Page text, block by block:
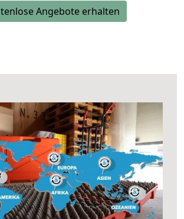
Angebote erhalten